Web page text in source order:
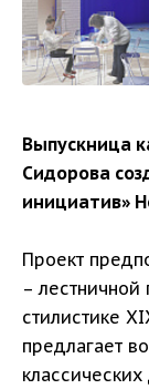
Выпускница
Сидорова
инициатив»
Проект
–
стилистике
предлагает